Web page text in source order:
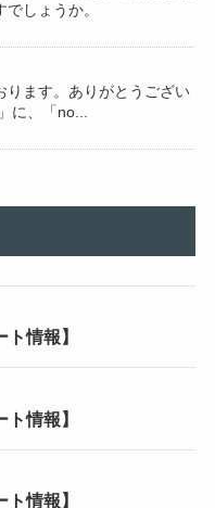
しょうか。
ります。ありがとうござい
に、「no...
情報】
情報】
情報】